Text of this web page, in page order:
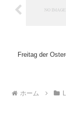
Freitag der
ホーム